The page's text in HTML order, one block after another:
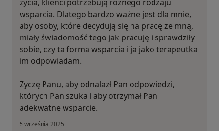
życia, klienci potrzebują różnego rodzaju
wsparcia. Dlatego bardzo ważne jest dla mnie,
aby osoby, które decydują się na pracę ze mną,
miały świadomość tego jak pracuję i sprawdziły
sobie, czy ta forma wsparcia i ja jako terapeutka
im odpowiadam.
Życzę Panu, aby odnalazł Pan odpowiedzi,
których Pan szuka i aby otrzymał Pan
adekwatne wsparcie.
5 września 2025